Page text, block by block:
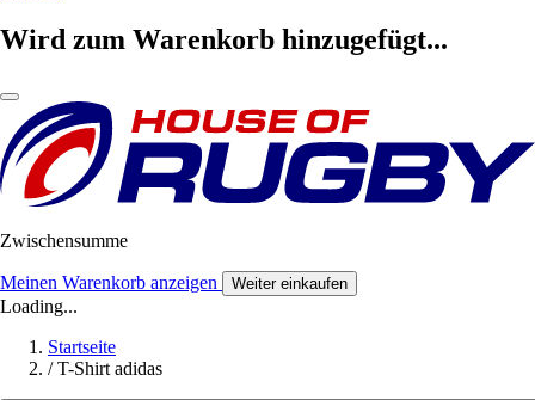
Wird zum Warenkorb hinzugefügt...
Zwischensumme
Meinen Warenkorb anzeigen Weiter einkaufen
Loading...
Startseite
/ T-Shirt adidas